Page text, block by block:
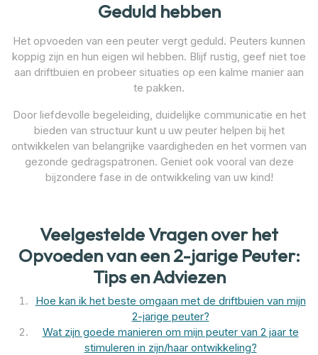
Geduld hebben
Het opvoeden van een peuter vergt geduld. Peuters kunnen
koppig zijn en hun eigen wil hebben. Blijf rustig, geef niet toe
aan driftbuien en probeer situaties op een kalme manier aan
te pakken.
Door liefdevolle begeleiding, duidelijke communicatie en het
bieden van structuur kunt u uw peuter helpen bij het
ontwikkelen van belangrijke vaardigheden en het vormen van
gezonde gedragspatronen. Geniet ook vooral van deze
bijzondere fase in de ontwikkeling van uw kind!
Veelgestelde Vragen over het
Opvoeden van een 2-jarige Peuter:
Tips en Adviezen
Hoe kan ik het beste omgaan met de driftbuien van mijn
2-jarige peuter?
Wat zijn goede manieren om mijn peuter van 2 jaar te
stimuleren in zijn/haar ontwikkeling?